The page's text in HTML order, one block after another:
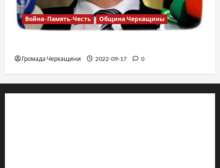
Война-Память-Честь Община Черкащины
Громада Черкащини 2022-09-17 0